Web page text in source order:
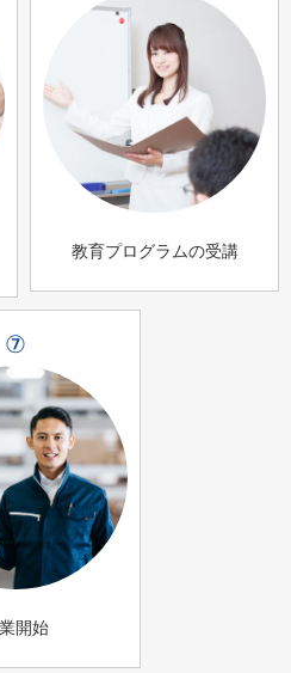
教育プログラムの受講
⑦
開始